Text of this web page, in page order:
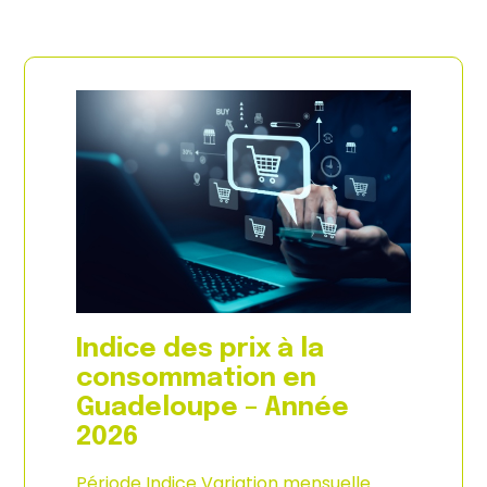
Indice des prix à la
consommation en
Guadeloupe – Année
2026